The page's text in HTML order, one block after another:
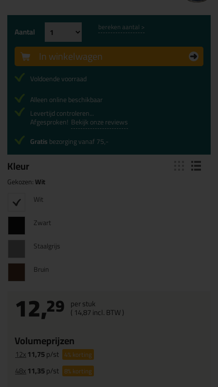
Kleur
Gekozen:Wit
Wit
Zwart
Staalgrijs
Bruin
12,29 per stuk
( 14,87incl. BTW )
Volumeprijzen
12x11,75p/st 4%korting
48x11,35p/st 8%korting
Aantal bereken aantal >
In winkelwagen
Voldoende voorraad
Alleen online beschikbaar
Levertijd controleren...
Afgesproken! Bekijk onze reviews
Gratisbezorging vanaf 75,-